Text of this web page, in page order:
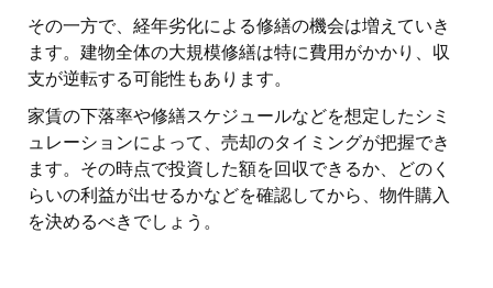
その一方で、経年劣化による修繕の機会は増えていき
ます。建物全体の大規模修繕は特に費用がかかり、収
支が逆転する可能性もあります。
家賃の下落率や修繕スケジュールなどを想定したシミ
ュレーションによって、売却のタイミングが把握でき
ます。その時点で投資した額を回収できるか、どのく
らいの利益が出せるかなどを確認してから、物件購入
を決めるべきでしょう。